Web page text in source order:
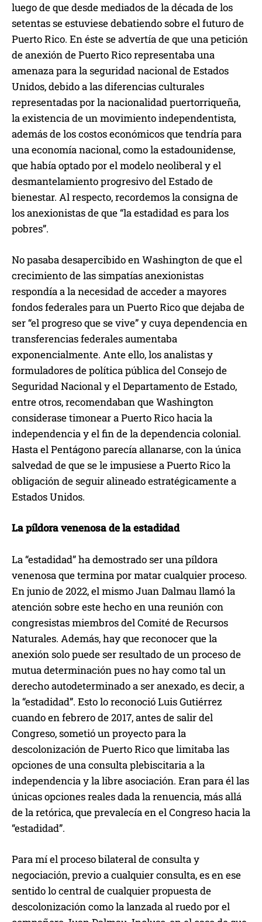
luego de que desde mediados de la década de los
setentas se estuviese debatiendo sobre el futuro de
Puerto Rico. En éste se advertía de que una petición
de anexión de Puerto Rico representaba una
amenaza para la seguridad nacional de Estados
Unidos, debido a las diferencias culturales
representadas por la nacionalidad puertorriqueña,
la existencia de un movimiento independentista,
además de los costos económicos que tendría para
una economía nacional, como la estadounidense,
que había optado por el modelo neoliberal y el
desmantelamiento progresivo del Estado de
bienestar. Al respecto, recordemos la consigna de
los anexionistas de que “la estadidad es para los
pobres”.
No pasaba desapercibido en Washington de que el
crecimiento de las simpatías anexionistas
respondía a la necesidad de acceder a mayores
fondos federales para un Puerto Rico que dejaba de
ser “el progreso que se vive” y cuya dependencia en
transferencias federales aumentaba
exponencialmente. Ante ello, los analistas y
formuladores de política pública del Consejo de
Seguridad Nacional y el Departamento de Estado,
entre otros, recomendaban que Washington
considerase timonear a Puerto Rico hacia la
independencia y el fin de la dependencia colonial.
Hasta el Pentágono parecía allanarse, con la única
salvedad de que se le impusiese a Puerto Rico la
obligación de seguir alineado estratégicamente a
Estados Unidos.
La píldora venenosa de la estadidad
La “estadidad” ha demostrado ser una píldora
venenosa que termina por matar cualquier proceso.
En junio de 2022, el mismo Juan Dalmau llamó la
atención sobre este hecho en una reunión con
congresistas miembros del Comité de Recursos
Naturales. Además, hay que reconocer que la
anexión solo puede ser resultado de un proceso de
mutua determinación pues no hay como tal un
derecho autodeterminado a ser anexado, es decir, a
la “estadidad”. Esto lo reconoció Luis Gutiérrez
cuando en febrero de 2017, antes de salir del
Congreso, sometió un proyecto para la
descolonización de Puerto Rico que limitaba las
opciones de una consulta plebiscitaria a la
independencia y la libre asociación. Eran para él las
únicas opciones reales dada la renuencia, más allá
de la retórica, que prevalecía en el Congreso hacia la
“estadidad”.
Para mí el proceso bilateral de consulta y
negociación, previo a cualquier consulta, es en ese
sentido lo central de cualquier propuesta de
descolonización como la lanzada al ruedo por el